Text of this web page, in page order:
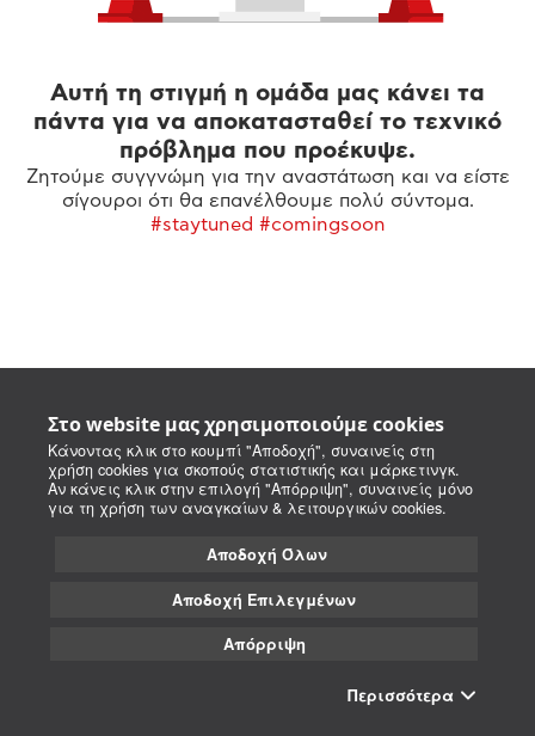
Στο website μας χρησιμοποιούμε cookies
Κάνοντας κλικ στο κουμπί "Αποδοχή", συναινείς στη
χρήση cookies για σκοπούς στατιστικής και μάρκετινγκ.
Αν κάνεις κλικ στην επιλογή "Απόρριψη", συναινείς μόνο
για τη χρήση των αναγκαίων & λειτουργικών cookies.
Αποδοχή Όλων
Αποδοχή Επιλεγμένων
Απόρριψη
Περισσότερα
Αυτή τη στιγμή η ομάδα μας κάνει τα
πάντα για να αποκατασταθεί το τεχνικό
πρόβλημα που προέκυψε.
Ζητούμε συγγνώμη για την αναστάτωση και να είστε
σίγουροι ότι θα επανέλθουμε πολύ σύντομα.
#staytuned #comingsoon